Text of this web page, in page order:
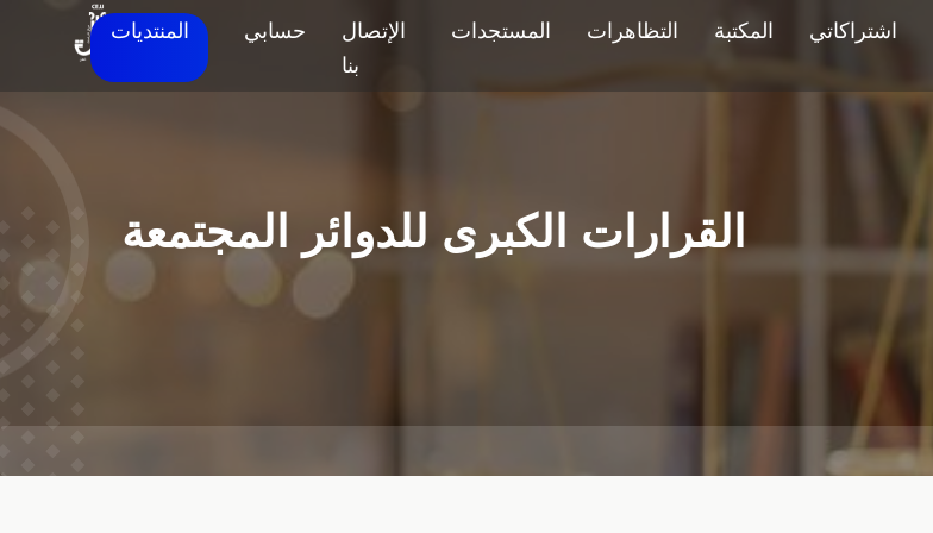
المنتديات حسابي
الإتصال
بنا
المستجدات التظاهرات المكتبة اشتراكاتي
القرارات الكبرى للدوائر المجتمعة